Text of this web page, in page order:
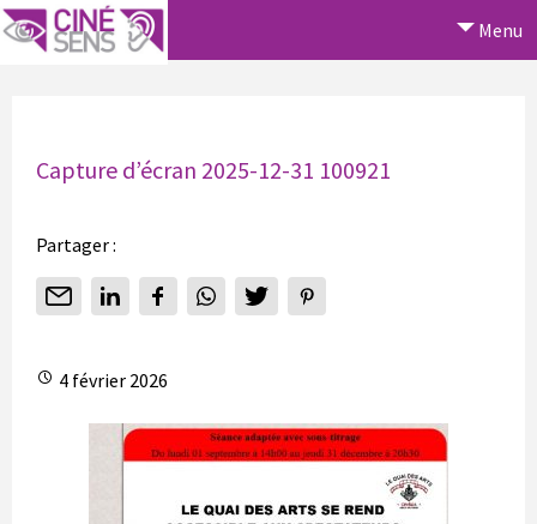
Menu
Capture d’écran 2025-12-31 100921
Partager :
4 février 2026